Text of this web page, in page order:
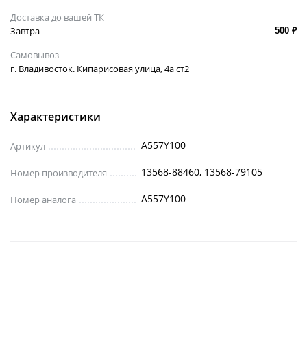
Доставка до вашей ТК
Завтра
500 ₽
Самовывоз
г. Владивосток. Кипарисовая улица, 4а ст2
Характеристики
Артикул A557Y100
Номер производителя 13568-88460, 13568-79105
Номер аналога A557Y100